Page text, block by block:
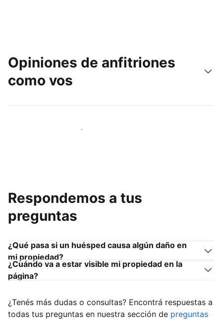
Opiniones de anfitriones
como vos
Unite a otros anfitriones como vos
Respondemos a tus
preguntas
¿Qué pasa si un huésped causa algún daño en
mi propiedad?
¿Cuándo va a estar visible mi propiedad en la
página?
¿Tenés más dudas o consultas? Encontrá respuestas a
todas tus preguntas en nuestra sección de preguntas